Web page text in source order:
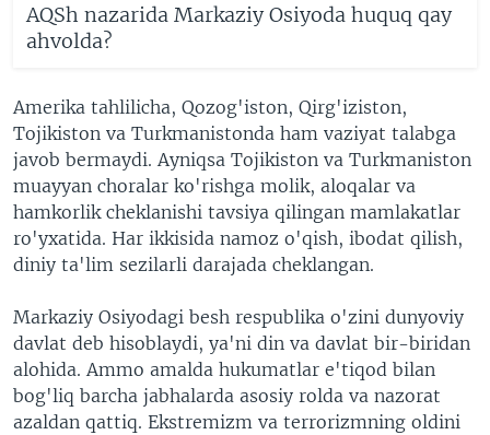
AQSh nazarida Markaziy Osiyoda huquq qay
ahvolda?
Amerika tahlilicha, Qozog'iston, Qirg'iziston,
Tojikiston va Turkmanistonda ham vaziyat talabga
javob bermaydi. Ayniqsa Tojikiston va Turkmaniston
muayyan choralar ko'rishga molik, aloqalar va
hamkorlik cheklanishi tavsiya qilingan mamlakatlar
ro'yxatida. Har ikkisida namoz o'qish, ibodat qilish,
diniy ta'lim sezilarli darajada cheklangan.
Markaziy Osiyodagi besh respublika o'zini dunyoviy
davlat deb hisoblaydi, ya'ni din va davlat bir-biridan
alohida. Ammo amalda hukumatlar e'tiqod bilan
bog'liq barcha jabhalarda asosiy rolda va nazorat
azaldan qattiq. Ekstremizm va terrorizmning oldini